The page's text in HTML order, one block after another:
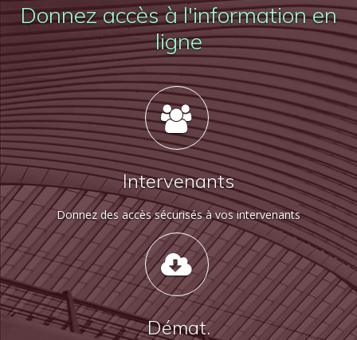
Donnez accès à l'information en
ligne
Intervenants
Donnez des accès sécurisés à vos intervenants
Démat.